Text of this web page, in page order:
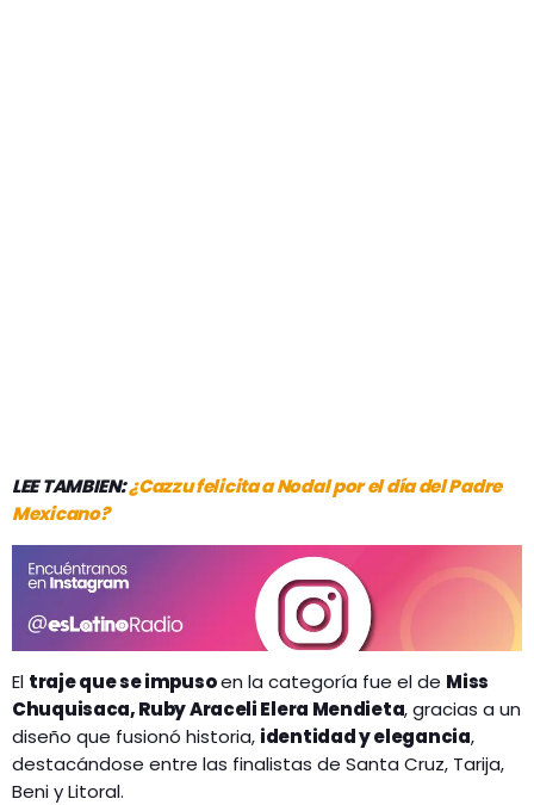
LEE TAMBIEN:¿Cazzu felicita a Nodal por el día del Padre
Mexicano?
El traje que se impusoen la categoría fue el de Miss
Chuquisaca, Ruby Araceli Elera Mendieta, gracias a un
diseño que fusionó historia, identidad y elegancia,
destacándose entre las finalistas de Santa Cruz, Tarija,
Beni y Litoral.